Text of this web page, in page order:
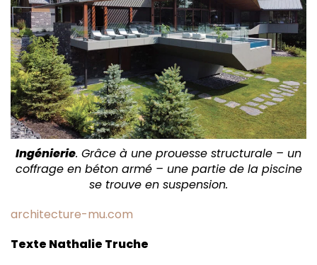
Ingénierie. Grâce à une prouesse structurale – un
coffrage en béton armé – une partie de la piscine
se trouve en suspension.
architecture-mu.com
Texte Nathalie Truche